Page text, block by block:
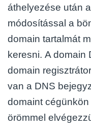
áthelyezése után
módosítással a
domain tartalmát
keresni. A domain
domain
van a DNS
domaint
örömmel